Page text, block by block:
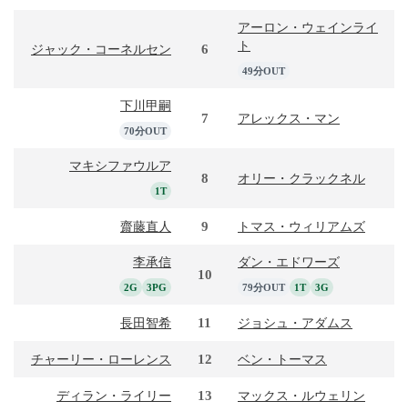
ジャック・コーネルセン 6
アーロン・ウェインライ
ト
49分OUT
下川甲嗣
70分OUT
7 アレックス・マン
マキシファウルア
1T
8 オリー・クラックネル
齋藤直人 9 トマス・ウィリアムズ
李承信
2G 3PG
10
ダン・エドワーズ
79分OUT 1T 3G
長田智希 11 ジョシュ・アダムス
チャーリー・ローレンス 12 ベン・トーマス
ディラン・ライリー 13 マックス・ルウェリン